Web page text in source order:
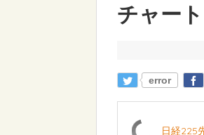
チャー
error
日経225